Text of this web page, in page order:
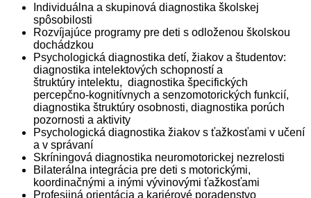
Individuálna a skupinová diagnostika školskej
spôsobilosti
Rozvíjajúce programy pre deti s odloženou školskou
dochádzkou
Psychologická diagnostika detí, žiakov a študentov:
diagnostika intelektových schopností a
štruktúry intelektu, diagnostika špecifických
percepčno-kognitívnych a senzomotorických funkcií,
diagnostika štruktúry osobnosti, diagnostika porúch
pozornosti a aktivity
Psychologická diagnostika žiakov s ťažkosťami v učení
a v správaní
Skríningová diagnostika neuromotorickej nezrelosti
Bilaterálna integrácia pre deti s motorickými,
koordinačnými a inými vývinovými ťažkosťami
Profesijná orientácia a kariérové poradenstvo